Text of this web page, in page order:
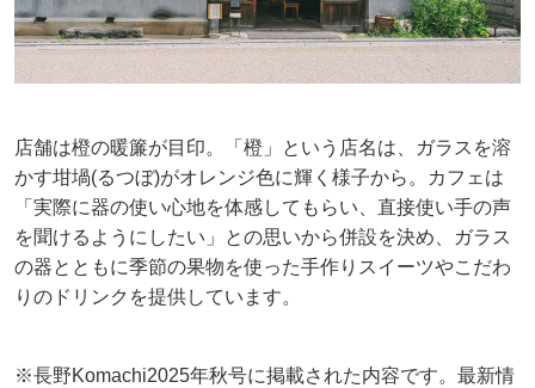
店舗は橙の暖簾が目印。「橙」という店名は、ガラスを溶
かす坩堝(るつぼ)がオレンジ色に輝く様子から。カフェは
「実際に器の使い心地を体感してもらい、直接使い手の声
を聞けるようにしたい」との思いから併設を決め、ガラス
の器とともに季節の果物を使った手作りスイーツやこだわ
りのドリンクを提供しています。
※長野Komachi2025年秋号に掲載された内容です。最新情